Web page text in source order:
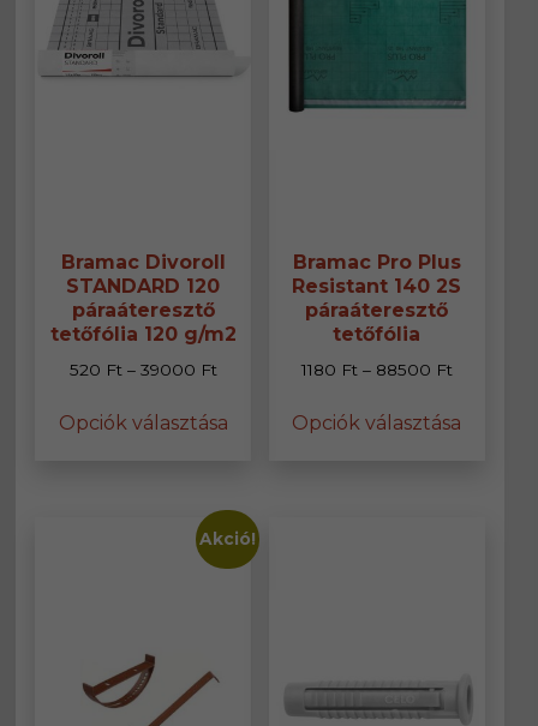
Bramac Divoroll
STANDARD 120
páraáteresztő
tetőfólia 120 g/m2
520 Ft – 39000 FtÁrtartomány:
-
Opciók választásaa
variációja
van.
Bramac Pro Plus
Resistant 140 2S
páraáteresztő
tetőfólia
1180 Ft – 88500 Ft
-
Opciók választása
ki
Akció!